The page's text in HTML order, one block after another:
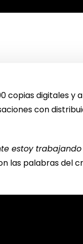
copias digitales
con
estoy
las palabras del